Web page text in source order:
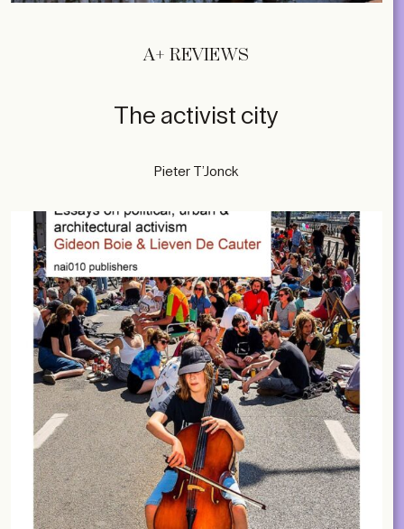
A+ REVIEWS
The activist city
Pieter T’Jonck